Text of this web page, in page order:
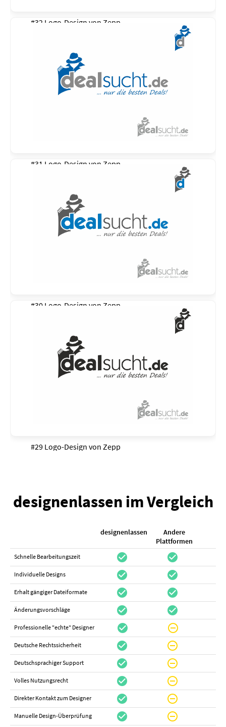
#32 Logo-Design von Zepp
#31 Logo-Design von Zepp
#30 Logo-Design von Zepp
#29 Logo-Design von Zepp
designenlassen im Vergleich
designenlassen
Andere
Plattformen
Schnelle Bearbeitungszeit check_circle check_circle
Individuelle Designs check_circle check_circle
Erhalt gängiger Dateiformate check_circle check_circle
Änderungsvorschläge check_circle check_circle
Professionelle "echte" Designer check_circle do_not_disturb_on
Deutsche Rechtssicherheit check_circle do_not_disturb_on
Deutschsprachiger Support check_circle do_not_disturb_on
Volles Nutzungsrecht check_circle do_not_disturb_on
Direkter Kontakt zum Designer check_circle do_not_disturb_on
Manuelle Design-Überprüfung check_circle do_not_disturb_on